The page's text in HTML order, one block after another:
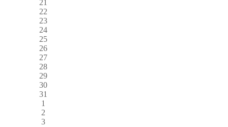
21
22
23
24
25
26
27
28
29
30
31
1
2
3